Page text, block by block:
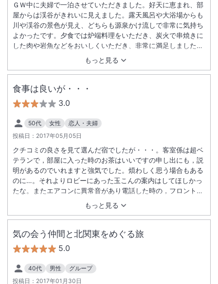
もっと見る
ＧＷ中に夫婦で一泊させていただきました。好天に恵まれ、部
屋からは渓谷がきれいに見えました。露天風呂や大浴場からも
川や渓谷の景色が見え、どちらも源泉かけ流しで非常に気持ち
よかったです。夕食では炉端料理をいただき、炭火で串焼きに
した肉や岩魚などをおいしくいただき、非常に満足しました。
朝食でも、ハーフバイキングで地の食材や焼きたての玉子焼き
などをいただき、おいしかったです。少し残念だったのは、部
屋の洗面が狭かったことです。ビジネスホテルのユニットバス
のようで、旅館の雰囲気が損なわれて感じました。また別の時
とうございました。
食事は良いが・・・
3.0
50代 女性
恋人・夫婦
投稿日： 2017年05月05日
もっと見る
クチコミの良さを見て選んだ宿でしたが・・・。客室係は超ベ
テランで，部屋に入った時のお茶はいいですの申し出にも，説
明があるのでいれますと強気でした。煩わしく思う場合もある
のに…。それよりロビーにあった玉こんの案内はしてほしかっ
たな。またエアコンに異常音があり電話した時の，フロントの
女性の事務的な対応には驚きました。車の誘導やフロントの男
性は丁寧でしたが・・・。古い建物なのは仕方ないですが，寝
る時に隣の部屋のテレビのニュースまで聞き取れ眠れなかった
です。またユニットバスの洗面トイレはかなり狭いので，それ
を分かって利用しなければと思います。また野天風呂に行く時
の履物の突起が，素足で３００段は痛くて辛かったと夫が言っ
てました。食事は夜も朝も大変おいしく申し分なかったです。
それだけに，もう少しお客様本位に考えてもらえたらという気
持ちで宿を出ました。
気の会う仲間と北関東をめぐる旅
5.0
40代 男性
グループ
投稿日： 2017年01月30日